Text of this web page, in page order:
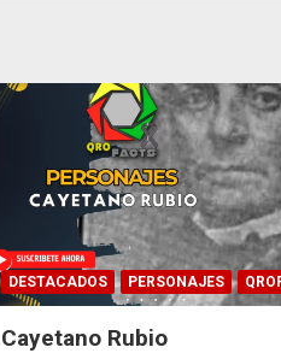
DESTACADOS PERSONAJES
Cayetano Rubio